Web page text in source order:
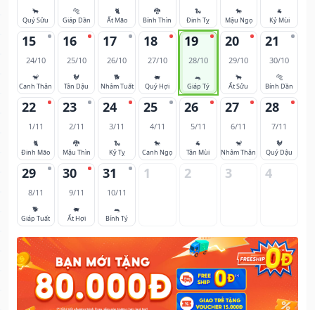
🐂
Quý Sửu
🐅
Giáp Dần
🐈
Ất Mão
🐉
Bính Thìn
🐍
Đinh Tỵ
🐎
Mậu Ngọ
🐐
Kỷ Mùi
15
24/10
🐒
Canh Thân
16
25/10
🐓
Tân Dậu
17
26/10
🐕
Nhâm Tuất
18
27/10
🐖
Quý Hợi
19
28/10
🐀
Giáp Tý
20
29/10
🐂
Ất Sửu
21
30/10
🐅
Bính Dần
22
1/11
🐈
Đinh Mão
23
2/11
🐉
Mậu Thìn
24
3/11
🐍
Kỷ Tỵ
25
4/11
🐎
Canh Ngọ
26
5/11
🐐
Tân Mùi
27
6/11
🐒
Nhâm Thân
28
7/11
🐓
Quý Dậu
29
8/11
🐕
Giáp Tuất
30
9/11
🐖
Ất Hợi
31
10/11
🐀
Bính Tý
1 2 3 4